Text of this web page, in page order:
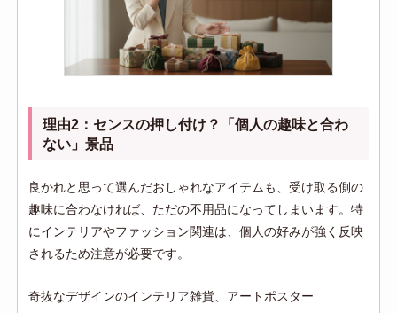
理由2：センスの押し付け？「個人の趣味と合わ
ない」景品
良かれと思って選んだおしゃれなアイテムも、受け取る側の
趣味に合わなければ、ただの不用品になってしまいます。特
にインテリアやファッション関連は、個人の好みが強く反映
されるため注意が必要です。
奇抜なデザインのインテリア雑貨、アートポスター